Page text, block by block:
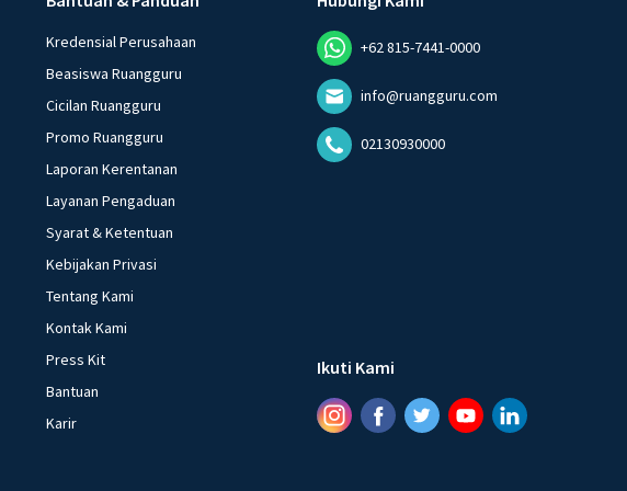
Kredensial Perusahaan
Beasiswa Ruangguru
Cicilan Ruangguru
Promo Ruangguru
Laporan Kerentanan
Layanan Pengaduan
Syarat & Ketentuan
Kebijakan Privasi
Tentang Kami
Kontak Kami
Press Kit
Bantuan
Karir
+62 815-7441-0000
info@ruangguru.com
02130930000
Ikuti Kami